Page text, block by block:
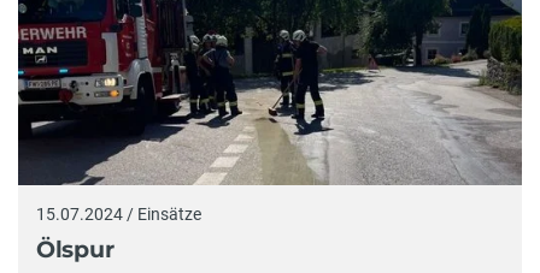
15.07.2024 / Einsätze
Ölspur